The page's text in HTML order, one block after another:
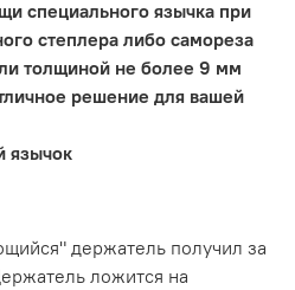
специального язычка при
степлера либо самореза
толщиной не более 9 мм
решение для вашей
язычок
держатель получил за
ложится на